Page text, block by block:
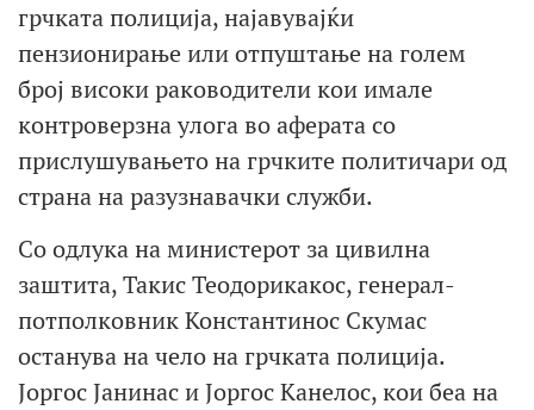
грчката полиција, најавувајќи
пензионирање или отпуштање на голем
број високи раководители кои имале
контроверзна улога во аферата со
прислушувањето на грчките политичари од
страна на разузнавачки служби.
Со одлука на министерот за цивилна
заштита, Такис ​​Теодорикакос, генерал-
потполковник Константинос Скумас
останува на чело на грчката полиција.
Јоргос Јанинас и Јоргос Канелос, кои беа на